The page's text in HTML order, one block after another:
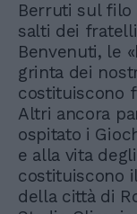
Berruti sul filo
salti dei
Benvenuti, le
grinta dei
costituiscono
Altri ancora
ospitato i
e alla vita
costituiscono
della città di